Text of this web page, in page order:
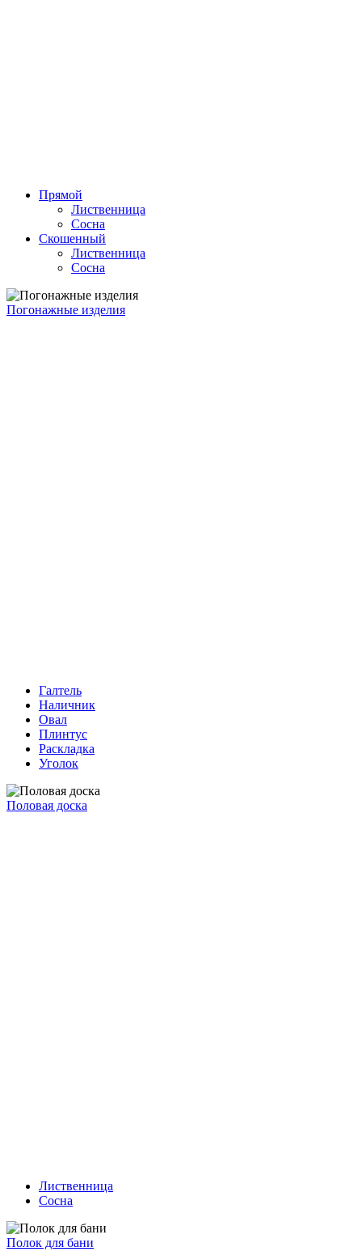
Прямой
Лиственница
Сосна
Скошенный
Лиственница
Сосна
Погонажные изделия
Галтель
Наличник
Овал
Плинтус
Раскладка
Уголок
Половая доска
Лиственница
Сосна
Полок для бани